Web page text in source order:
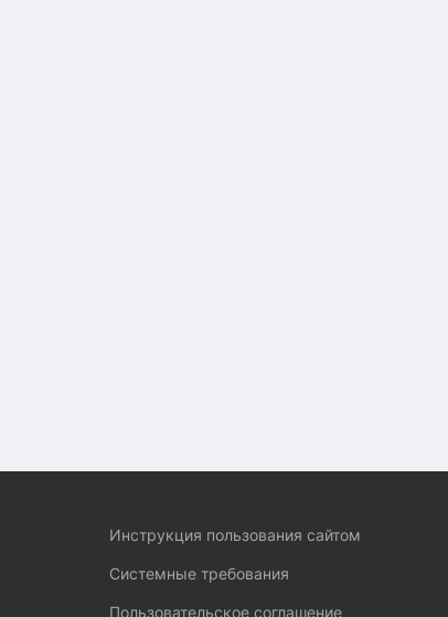
Инструкция пользования сайтом
Системные требования
Пользовательское соглашение